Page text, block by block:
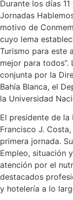
Durante los días
Jornadas
motivo de
cuyo lema
Turismo para este
mejor para
conjunta por la
Bahía Blanca, el
la Universidad
El presidente de la
Francisco J.
primera jornada.
Empleo, situación
atención por el
destacados
y hotelería a lo